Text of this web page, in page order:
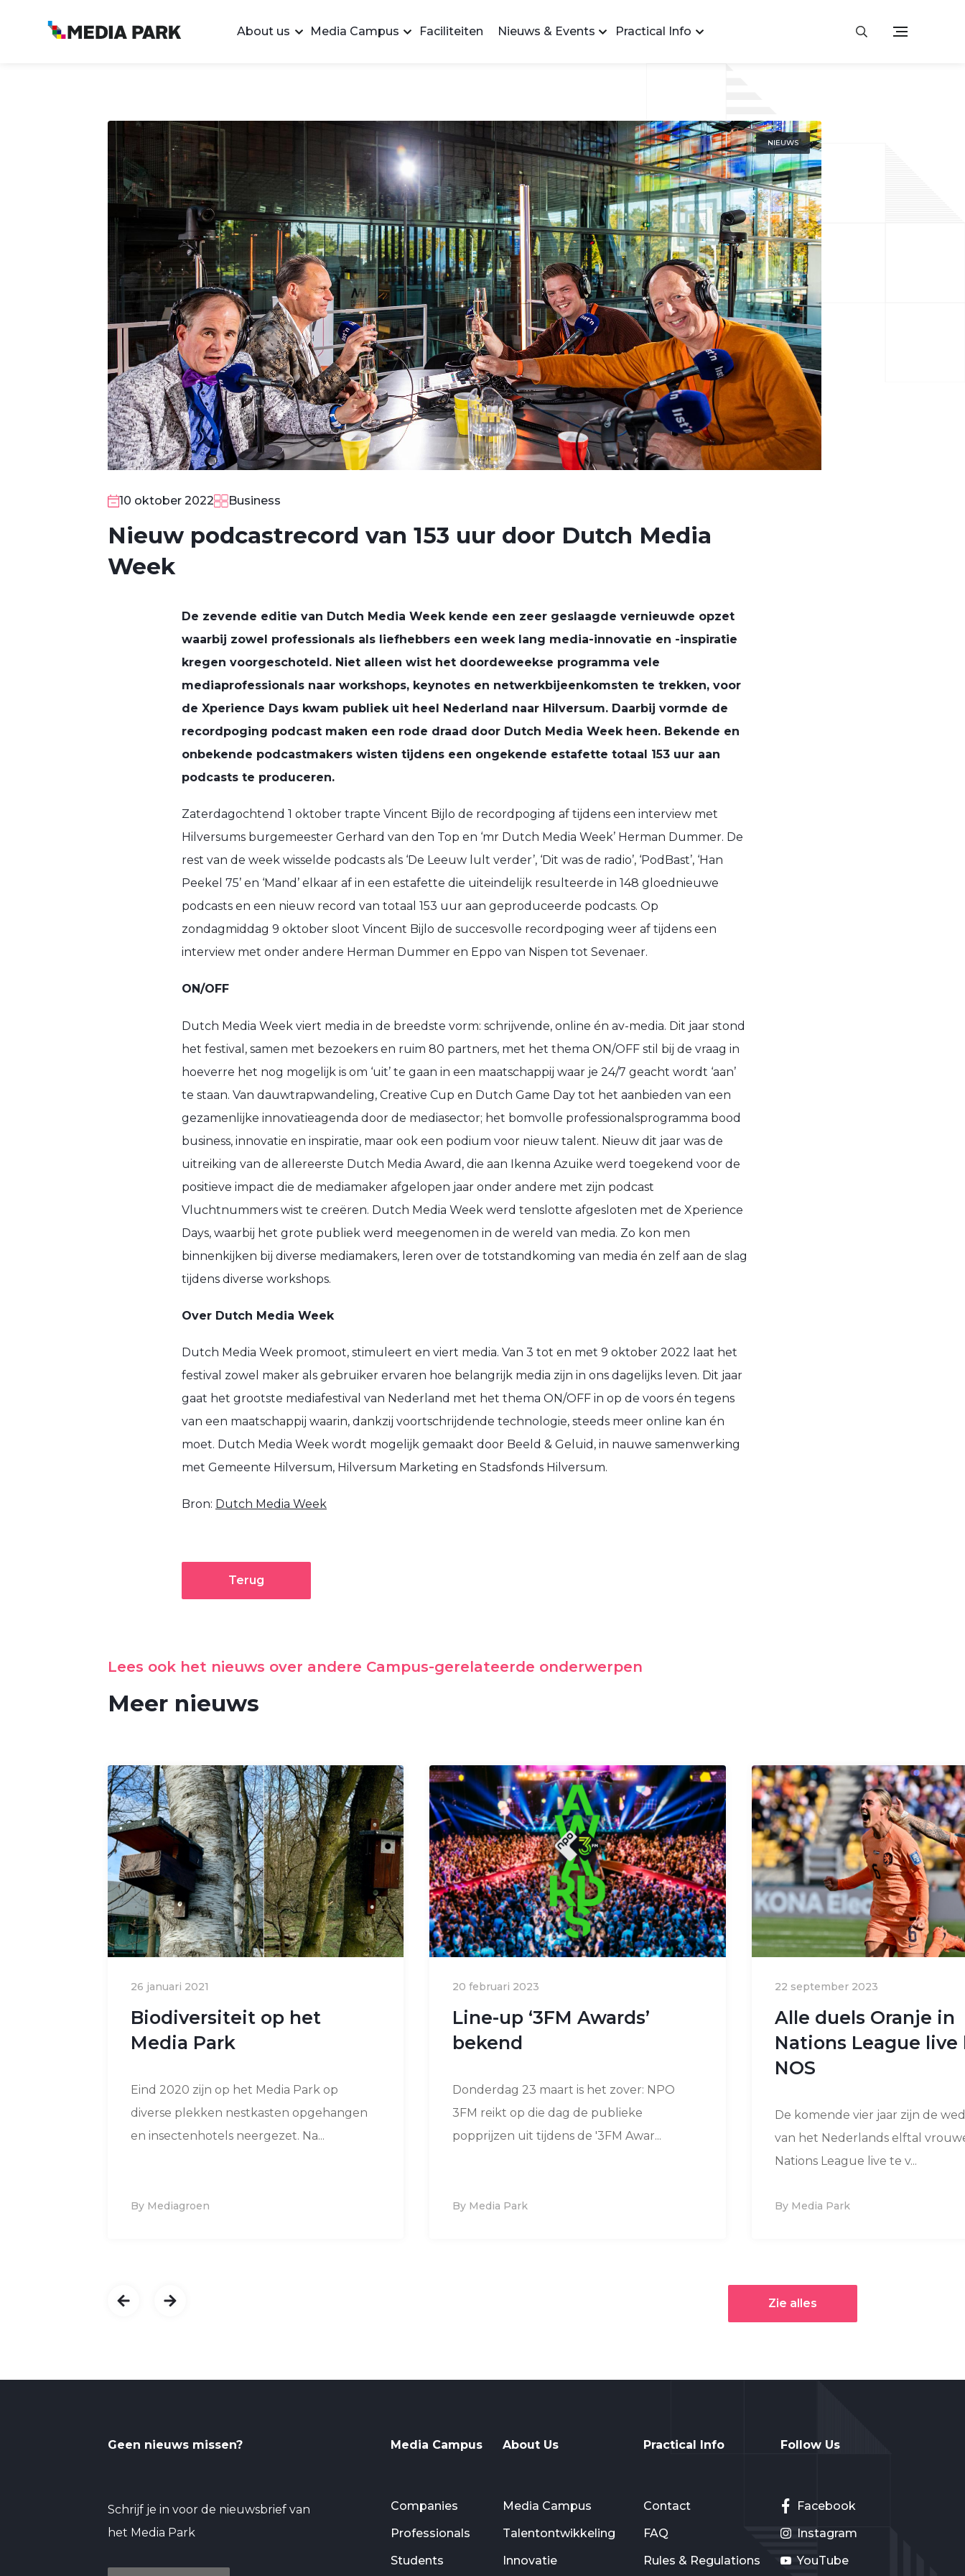
About us Media Campus Faciliteiten Nieuws & Events Practical Info
NIEUWS
10 oktober 2022 Business
Nieuw podcastrecord van 153 uur door Dutch Media
Week
De zevende editie van Dutch Media Week kende een zeer geslaagde vernieuwde opzet
waarbij zowel professionals als liefhebbers een week lang media-innovatie en -inspiratie
kregen voorgeschoteld. Niet alleen wist het doordeweekse programma vele
mediaprofessionals naar workshops, keynotes en netwerkbijeenkomsten te trekken, voor
de Xperience Days kwam publiek uit heel Nederland naar Hilversum. Daarbij vormde de
recordpoging podcast maken een rode draad door Dutch Media Week heen. Bekende en
onbekende podcastmakers wisten tijdens een ongekende estafette totaal 153 uur aan
podcasts te produceren.
Zaterdagochtend 1 oktober trapte Vincent Bijlo de recordpoging af tijdens een interview met
Hilversums burgemeester Gerhard van den Top en ‘mr Dutch Media Week’ Herman Dummer. De
rest van de week wisselde podcasts als ‘De Leeuw lult verder’, ‘Dit was de radio’, ‘PodBast’, ‘Han
Peekel 75’ en ‘Mand’ elkaar af in een estafette die uiteindelijk resulteerde in 148 gloednieuwe
podcasts en een nieuw record van totaal 153 uur aan geproduceerde podcasts. Op
zondagmiddag 9 oktober sloot Vincent Bijlo de succesvolle recordpoging weer af tijdens een
interview met onder andere Herman Dummer en Eppo van Nispen tot Sevenaer.
ON/OFF
Dutch Media Week viert media in de breedste vorm: schrijvende, online én av-media. Dit jaar stond
het festival, samen met bezoekers en ruim 80 partners, met het thema ON/OFF stil bij de vraag in
hoeverre het nog mogelijk is om ‘uit’ te gaan in een maatschappij waar je 24/7 geacht wordt ‘aan’
te staan. Van dauwtrapwandeling, Creative Cup en Dutch Game Day tot het aanbieden van een
gezamenlijke innovatieagenda door de mediasector; het bomvolle professionalsprogramma bood
business, innovatie en inspiratie, maar ook een podium voor nieuw talent. Nieuw dit jaar was de
uitreiking van de allereerste Dutch Media Award, die aan Ikenna Azuike werd toegekend voor de
positieve impact die de mediamaker afgelopen jaar onder andere met zijn podcast
Vluchtnummers wist te creëren. Dutch Media Week werd tenslotte afgesloten met de Xperience
Days, waarbij het grote publiek werd meegenomen in de wereld van media. Zo kon men
binnenkijken bij diverse mediamakers, leren over de totstandkoming van media én zelf aan de slag
tijdens diverse workshops.
Over Dutch Media Week
Dutch Media Week promoot, stimuleert en viert media. Van 3 tot en met 9 oktober 2022 laat het
festival zowel maker als gebruiker ervaren hoe belangrijk media zijn in ons dagelijks leven. Dit jaar
gaat het grootste mediafestival van Nederland met het thema ON/OFF in op de voors én tegens
van een maatschappij waarin, dankzij voortschrijdende technologie, steeds meer online kan én
moet. Dutch Media Week wordt mogelijk gemaakt door Beeld & Geluid, in nauwe samenwerking
met Gemeente Hilversum, Hilversum Marketing en Stadsfonds Hilversum.
Bron: Dutch Media Week
Terug
Lees ook het nieuws over andere Campus-gerelateerde onderwerpen
Meer nieuws
26 januari 2021
Biodiversiteit op het
Media Park
Eind 2020 zijn op het Media Park op
diverse plekken nestkasten opgehangen
en insectenhotels neergezet. Na...
By Mediagroen
20 februari 2023
Line-up ‘3FM Awards’
bekend
Donderdag 23 maart is het zover: NPO
3FM reikt op die dag de publieke
popprijzen uit tijdens de '3FM Awar...
By Media Park
22 september 2023
Alle duels Oranje in
Nations League live
NOS
De komende vier jaar zijn de
van het Nederlands elftal
Nations League live te v...
By Media Park
Zie alles
Geen nieuws missen?
Schrijf je in voor de nieuwsbrief van
het Media Park
Media Campus
Companies
Professionals
Students
About Us
Media Campus
Talentontwikkeling
Innovatie
Practical Info
Contact
FAQ
Rules & Regulations
Follow Us
Facebook
Instagram
YouTube